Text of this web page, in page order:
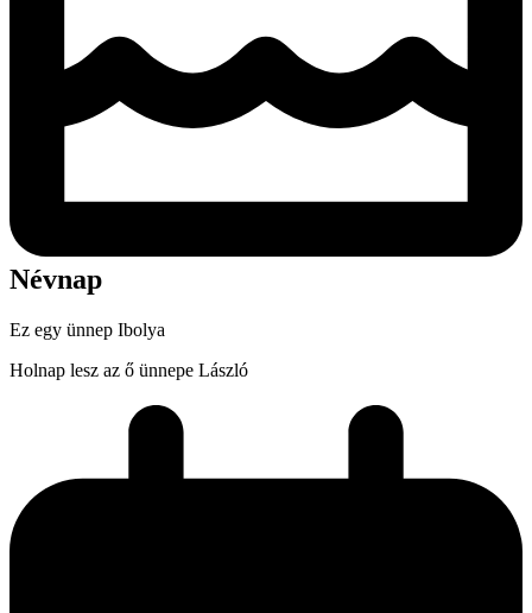
Névnap
Ez egy ünnep Ibolya
Holnap lesz az ő ünnepe László